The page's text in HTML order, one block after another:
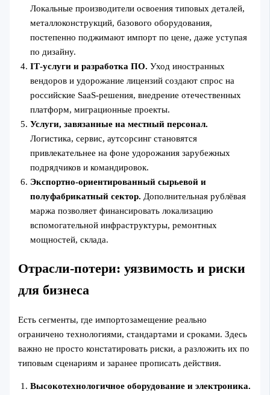
Локальные производители освоения типовых деталей,
металлоконструкций, базового оборудования,
постепенно поджимают импорт по цене, даже уступая
по дизайну.
IT‑услуги и разработка ПО. Уход иностранных
вендоров и удорожание лицензий создают спрос на
российские SaaS‑решения, внедрение отечественных
платформ, миграционные проекты.
Услуги, завязанные на местный персонал.
Логистика, сервис, аутсорсинг становятся
привлекательнее на фоне удорожания зарубежных
подрядчиков и командировок.
Экспортно-ориентированный сырьевой и
полуфабрикатный сектор. Дополнительная рублёвая
маржа позволяет финансировать локализацию
вспомогательной инфраструктуры, ремонтных
мощностей, склада.
Отрасли-потери: уязвимость и риски
для бизнеса
Есть сегменты, где импортозамещение реально
ограничено технологиями, стандартами и сроками. Здесь
важно не просто констатировать риски, а разложить их по
типовым сценариям и заранее прописать действия.
Высокотехнологичное оборудование и электроника.